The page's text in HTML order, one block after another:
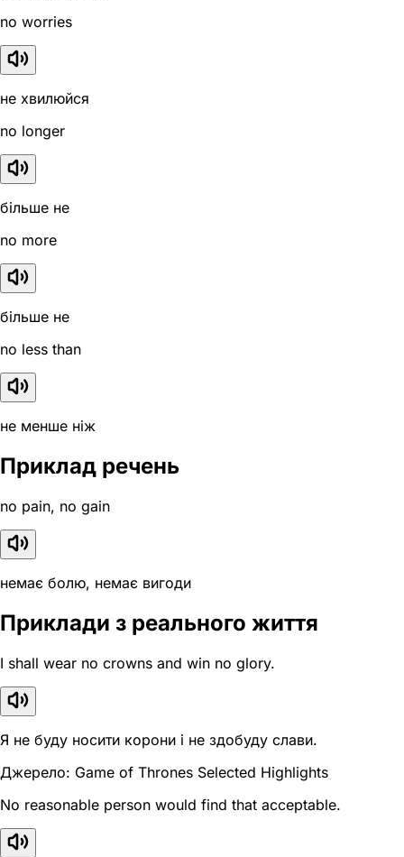
no worries
не хвилюйся
no longer
більше не
no more
більше не
no less than
не менше ніж
Приклад речень
no pain, no gain
немає болю, немає вигоди
Приклади з реального життя
I shall wear no crowns and win no glory.
Я не буду носити корони і не здобуду слави.
Джерело: Game of Thrones Selected Highlights
No reasonable person would find that acceptable.